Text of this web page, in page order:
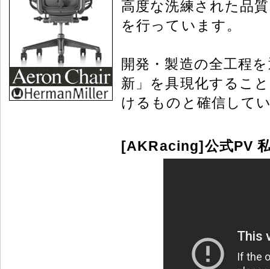
高度な洗練された品
を行っています。
開発・製造の全工程
新」を具現化するこ
けるものと確信して
[AKRacing]公式PV